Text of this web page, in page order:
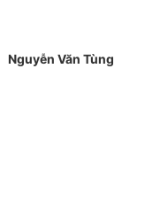
Nguyễn Văn Tùng